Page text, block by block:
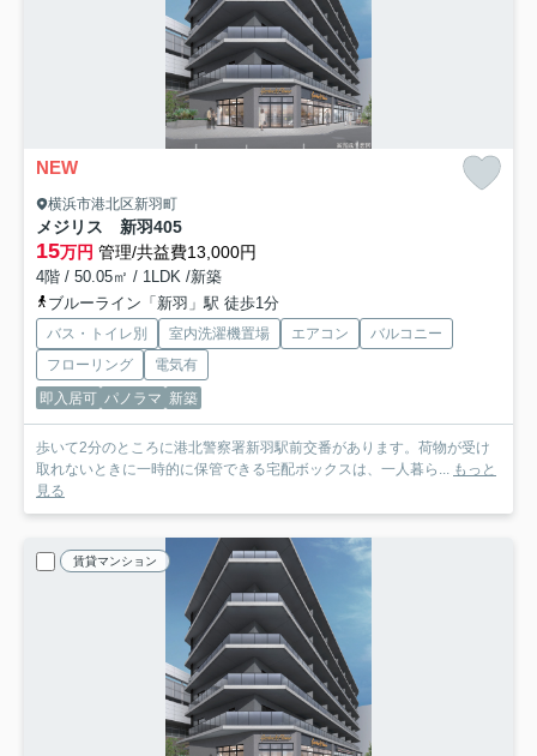
NEW
横浜市港北区新羽町
メジリス 新羽405
15万円 管理/共益費13,000円
4階 / 50.05㎡ / 1LDK /新築
ブルーライン「新羽」駅 徒歩1分
バス・トイレ別 室内洗濯機置場 エアコン
バルコニー
フローリング
電気有
即入居可 パノラマ 新築
歩いて2分のところに港北警察署新羽駅前交番があります。荷物が受け
取れないときに一時的に保管できる宅配ボックスは、一人暮ら...
もっと
見る
賃貸マンション